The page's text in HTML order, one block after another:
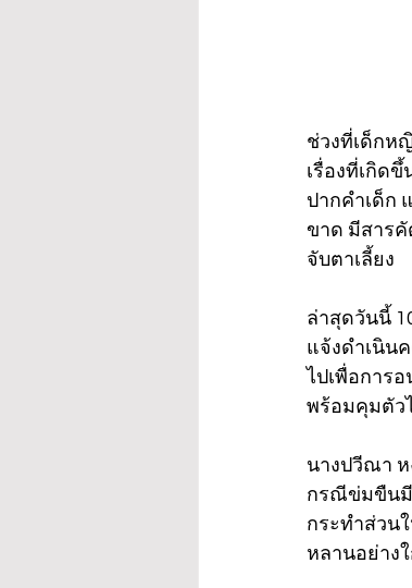
ช่วงที่เด็กห
เรื่องที่เกิด
ปากคำเด็ก
ขาด มีสาร
จับตาเลี้ยง
ล่าสุดวันนี้
แจ้งดำเนิน
ไปเพื่อการอ
พร้อมคุมตัว
นางปวีณา
กรณีข่มขืนมี
กระทำส่วน
หลานอย่าง